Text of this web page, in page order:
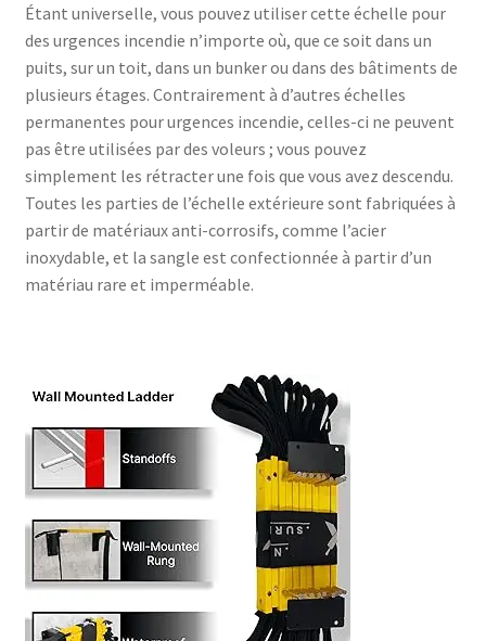
Étant universelle, vous pouvez utiliser cette échelle pour
des urgences incendie n’importe où, que ce soit dans un
puits, sur un toit, dans un bunker ou dans des bâtiments de
plusieurs étages. Contrairement à d’autres échelles
permanentes pour urgences incendie, celles-ci ne peuvent
pas être utilisées par des voleurs ; vous pouvez
simplement les rétracter une fois que vous avez descendu.
Toutes les parties de l’échelle extérieure sont fabriquées à
partir de matériaux anti-corrosifs, comme l’acier
inoxydable, et la sangle est confectionnée à partir d’un
matériau rare et imperméable.